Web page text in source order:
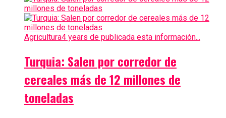
Agricultura4 years de publicada esta información...
Turquia: Salen por corredor de
cereales más de 12 millones de
toneladas